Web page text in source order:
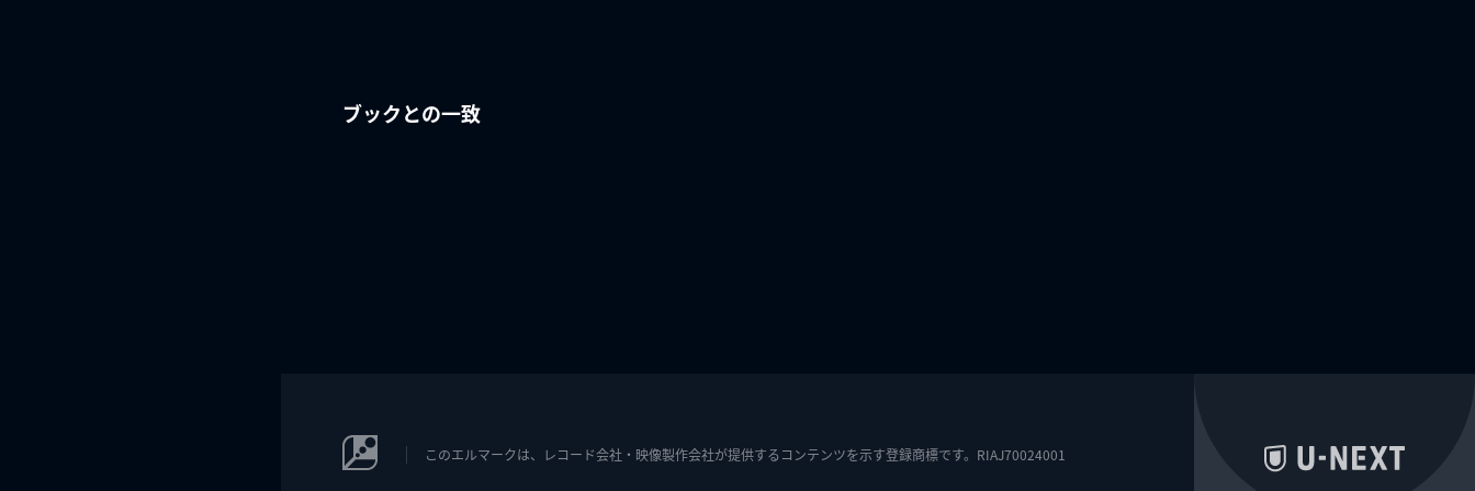
ブックとの一致
このエルマークは、レコード会社・映像製作会社が提供するコンテンツを示す登録商標です。RIAJ70024001